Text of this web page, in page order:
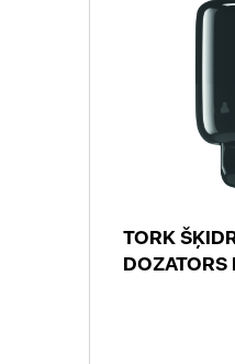
TORK
DOZATORS